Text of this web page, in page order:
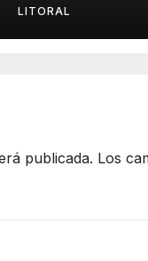
cultura!
LITORAL
publicada. Los